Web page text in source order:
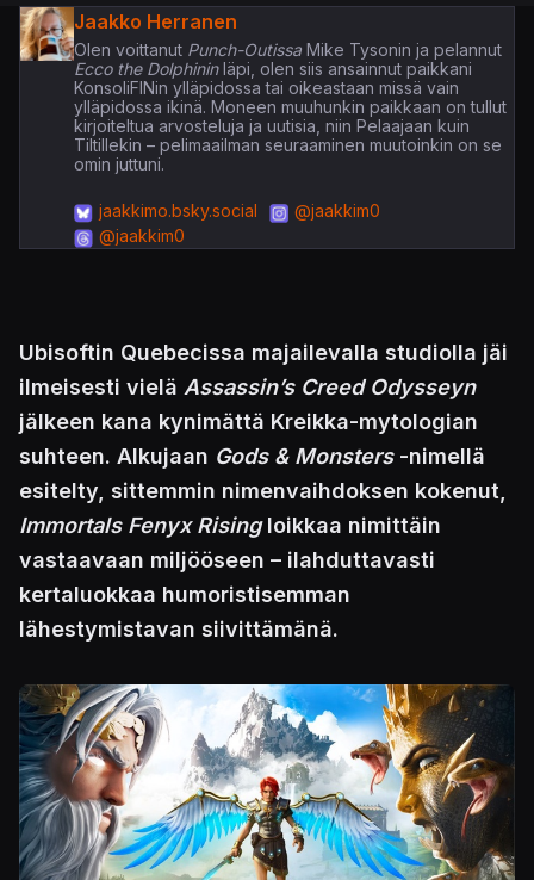
Jaakko Herranen
Olen voittanutPunch-OutissaMike Tysonin ja pelannut
Ecco the Dolphininläpi, olen siis ansainnut paikkani
KonsoliFINin ylläpidossa tai oikeastaan missä vain
ylläpidossa ikinä. Moneen muuhunkin paikkaan on tullut
kirjoiteltua arvosteluja ja uutisia, niin Pelaajaan kuin
Tiltillekin – pelimaailman seuraaminen muutoinkin on se
omin juttuni.
jaakkimo.bsky.social
@jaakkim0
@jaakkim0
Ubisoftin Quebecissa majailevalla studiolla jäi
ilmeisesti vielä Assassin’s Creed Odysseyn
jälkeen kana kynimättä Kreikka-mytologian
suhteen. Alkujaan Gods & Monsters-nimellä
esitelty, sittemmin nimenvaihdoksen kokenut,
Immortals Fenyx Risingloikkaa nimittäin
vastaavaan miljööseen – ilahduttavasti
kertaluokkaa humoristisemman
lähestymistavan siivittämänä.